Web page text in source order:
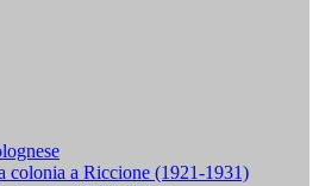
colonia a Riccione (1921-1931)